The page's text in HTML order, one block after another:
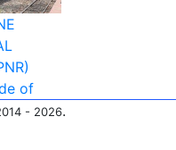
of
- 2026.